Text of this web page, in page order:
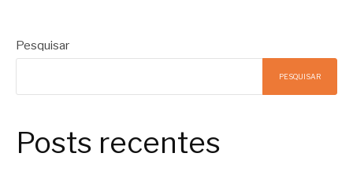
Pesquisar
PESQUISAR
Posts recentes